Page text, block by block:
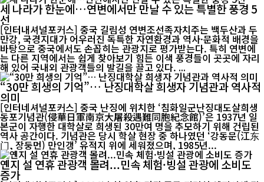
세 나라가 한눈에…연변에서만 만날 수 있는 특별한 풍경 5
선
[인터내셔널포커스] 중국 길림성 연변조선족자치주는 백두산과 두
만강, 국경지대가 어우러진 독특한 자연환경과 역사·문화적 배경을
바탕으로 중국에서도 손꼽히는 관광지로 평가받는다. 특히 연변에
는 다른 지역에서는 쉽게 찾아보기 힘든 이색 풍경들이 곳곳에 자리
해 있어 국내외 관광객들의 발길을 끌고 있다. ...
“30만 희생의 기억”… 난징대학살 희생자 기념관과 역사적
의미
[인터네셔널포커스] 중국 난징에 위치한 ‘침화일군난징대도살희생
동포기념관(侵華日軍南京大屠殺遇難同胞紀念館)’은 1937년 일
본군이 자행한 대학살로 희생된 30만여 명을 추모하기 위해 건립된
역사 공간이다. 기념관은 당시 학살 현장 중 하나였던 ‘강동문(江东
门, 장둥먼) 만인갱’ 유적지 위에 세워졌으며, 1985년...
옌지 설 연휴 관광객 몰려...민속 체험·빙설 관광에 소비도
증가